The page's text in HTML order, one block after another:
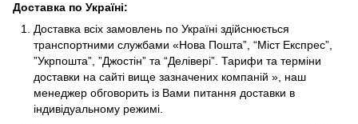
Доставка по Україні:
Доставка всіх замовлень по Україні здійснюється
транспортними службами «Нова Пошта”, “Міст Експрес”,
”Укрпошта”, ”Джостін” та “Делівері”. Тарифи та терміни
доставки на сайті вище зазначених компаній », наш
менеджер обговорить із Вами питання доставки в
індивідуальному режимі.